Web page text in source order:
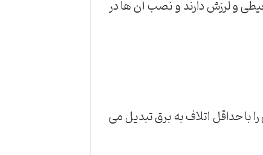
و لرزش دارند و نصب آن ها در
را با حداقل اتلاف به برق تبدیل می